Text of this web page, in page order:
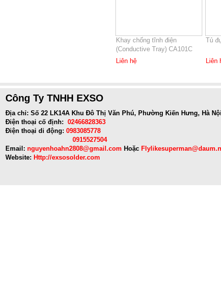
Khay chống tĩnh điện
(Conductive Tray) CA101C
Liên hệ
Tủ
Liên
Công Ty TNHH EXSO
Địa chỉ: Số 22 LK14A Khu Đô Thị Văn Phú, Phường Kiến Hưng, Hà
Điện thoại cố định: 02466828363
Điện thoại di động: 0983085778
0915527504
Email: nguyenhoahn2808@gmail.com Hoặc
Website: Http://exsosolder.com